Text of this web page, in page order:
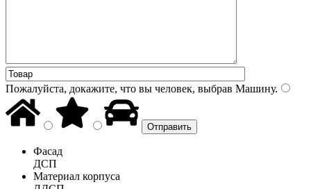
Пожалуйста, докажите, что вы человек, выбрав Машину.
Фасад
ДСП
Материал корпуса